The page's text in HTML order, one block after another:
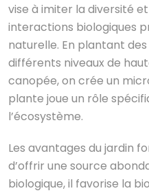
vise à imiter la diversité
interactions biologiques
naturelle. En plantant
différents niveaux de
canopée, on crée un
plante joue un rôle
l’écosystème.
Les avantages du jardin
d’offrir une source
biologique, il favorise la